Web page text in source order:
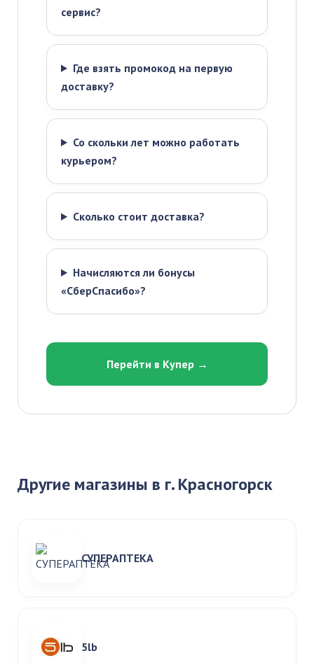
сервис?
Где взять промокод на первую
доставку?
Со скольки лет можно работать
курьером?
Сколько стоит доставка?
Начисляются ли бонусы
«СберСпасибо»?
Перейти в Купер →
Другие магазины в г. Красногорск
СУПЕРАПТЕКА
5lb